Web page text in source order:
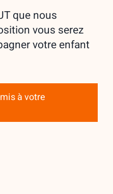
que nous
vous serez
votre enfant
à votre